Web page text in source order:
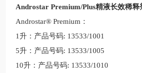
Androstar Premium/Plus精液长效稀释
Androstar® Premium：
1升：产品号码: 13533/1001
5升：产品号码: 13533/1005
10升：产品号码: 13533/1010